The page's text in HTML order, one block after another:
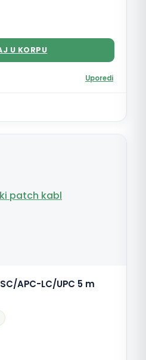
U KORPU
Uporedi
APC-LC/UPC 5 m